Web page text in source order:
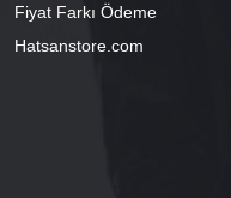
Fiyat Farkı Ödeme
Hatsanstore.com